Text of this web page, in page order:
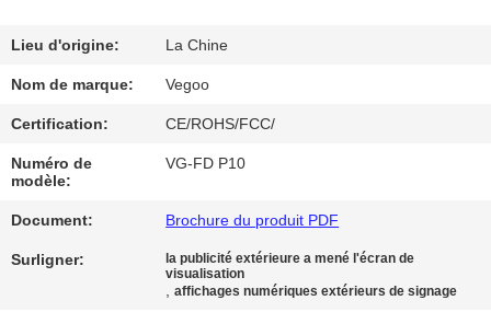
VISITE
DE
L'USINE
CONTRÔLE
DE
Lieu d'origine: La Chine
Nom de marque: Vegoo
Certification: CE/ROHS/FCC/
Numéro de
modèle:
VG-FD P10
Document: Brochure du produit PDF
Surligner:
la publicité extérieure a mené l'écran de
visualisation
,affichages numériques extérieurs de signage